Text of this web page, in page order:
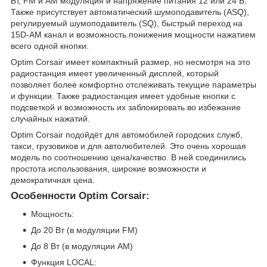
Также присутствует автоматический шумоподавитель (ASQ),
регулируемый шумоподавитель (SQ), быстрый переход на
15D-AM канал и возможность понижения мощности нажатием
всего одной кнопки.
Optim Corsair имеет компактный размер, но несмотря на это
радиостанция имеет увеличенный дисплей, который
позволяет более комфортно отслеживать текущие параметры
и функции. Также радиостанция имеет удобные кнопки с
подсветкой и возможность их заблокировать во избежание
случайных нажатий.
Optim Corsair подойдёт для автомобилей городских служб,
такси, грузовиков и для автолюбителей. Это очень хорошая
модель по соотношению цена/качество. В ней соединились
простота использования, широкие возможности и
демократичная цена.
Особенности Optim Corsair:
Мощность:
До 20 Вт (в модуляции FM)
До 8 Вт (в модуляции AM)
Функция LOCAL: